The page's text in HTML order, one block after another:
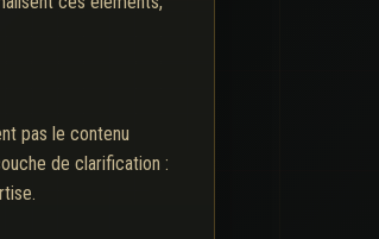
pas le contenu
de clarification :